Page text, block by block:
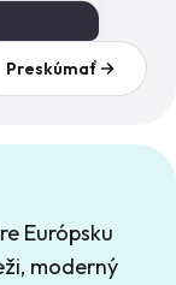
Preskúmať
Európsku
moderný